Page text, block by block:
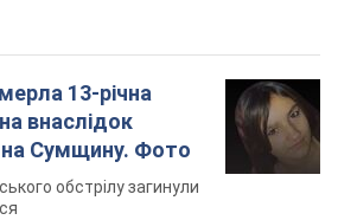
13-річна
внаслідок
на Сумщину. Фото
обстрілу загинули